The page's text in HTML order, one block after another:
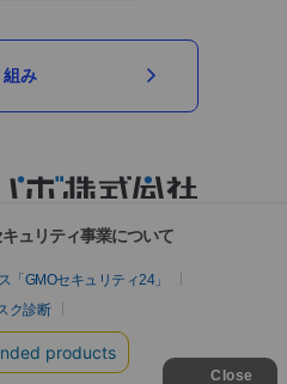
み
ュリティ事業について
GMOセキュリティ24」
ク診断